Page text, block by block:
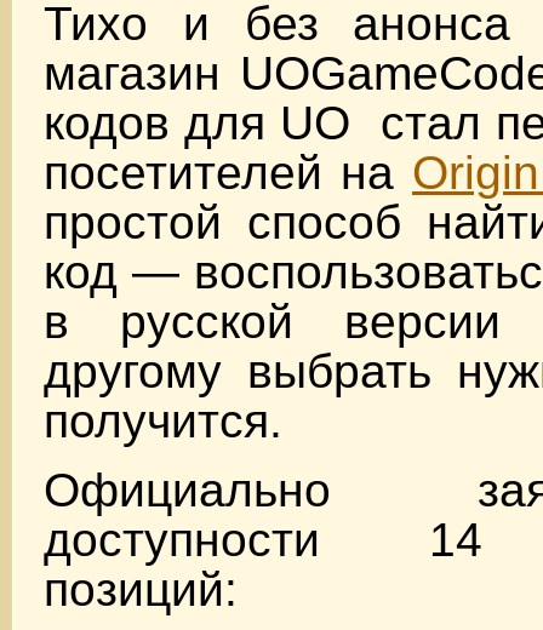
Тихо и без анонса
магазин
кодов для UO стал
посетителей на
простой способ
код —
в русской версии
другому выбрать
получится.
Официально
доступности 14
позиций: